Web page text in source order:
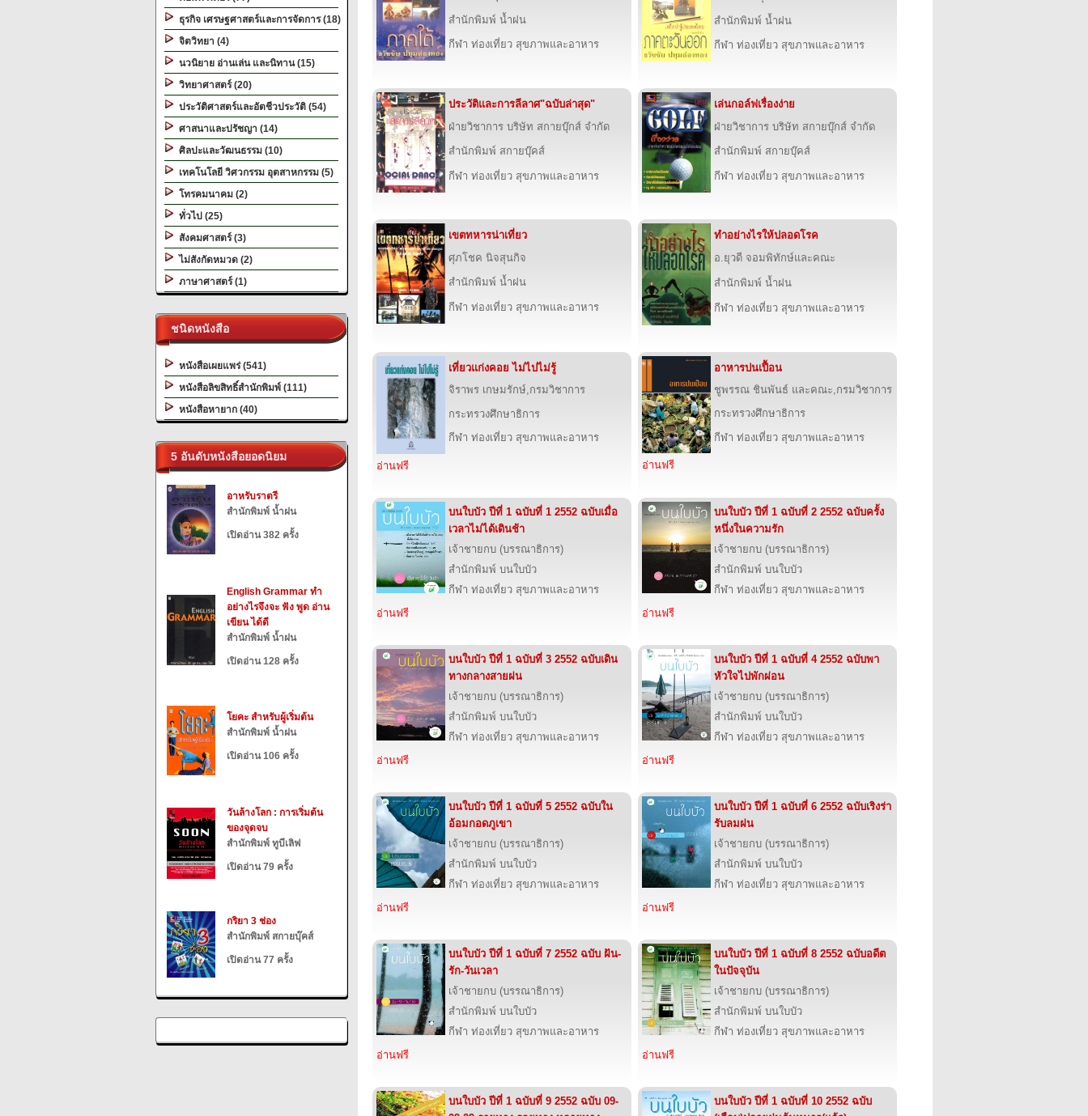
ธุรกิจ เศรษฐศาสตร์และการจัดการ (18)
จิตวิทยา (4)
นวนิยาย อ่านเล่น และนิทาน (15)
วิทยาศาสตร์ (20)
ประวัติศาสตร์และอัตชีวประวัติ (54)
ศาสนาและปรัชญา (14)
ศิลปะและวัฒนธรรม (10)
เทคโนโลยี วิศวกรรม อุตสาหกรรม (5)
โทรคมนาคม (2)
ทั่วไป (25)
สังคมศาสตร์ (3)
ไม่สังกัดหมวด (2)
ภาษาศาสตร์ (1)
ชนิดหนังสือ
หนังสือเผยแพร่ (541)
หนังสือลิขสิทธิ์สำนักพิมพ์ (111)
หนังสือหายาก (40)
5 อันดับหนังสือยอดนิยม
อาหรับราตรี
สำนักพิมพ์ น้ำฝน
เปิดอ่าน 382 ครั้ง
English Grammar ทำ
อย่างไรจึงจะ ฟัง พูด อ่าน
เขียน ได้ดี
สำนักพิมพ์ น้ำฝน
เปิดอ่าน 128 ครั้ง
โยคะ สำหรับผู้เริ่มต้น
สำนักพิมพ์ น้ำฝน
เปิดอ่าน 106 ครั้ง
วันล้างโลก : การเริ่มต้น
ของจุดจบ
สำนักพิมพ์ ทูบีเลิฟ
เปิดอ่าน 79 ครั้ง
กริยา 3 ช่อง
สำนักพิมพ์ สกายบุ๊คส์
เปิดอ่าน 77 ครั้ง
สำนักพิมพ์ น้ำฝน
กีฬา ท่องเที่ยว สุขภาพและอาหาร
สำนักพิมพ์ น้ำฝน
กีฬา ท่องเที่ยว สุขภาพและอาหาร
ประวัติและการลีลาศ"ฉบับล่าสุด"
ฝ่ายวิชาการ บริษัท สกายบุ๊กส์ จำกัด
สำนักพิมพ์ สกายบุ๊คส์
กีฬา ท่องเที่ยว สุขภาพและอาหาร
เล่นกอล์ฟเรื่องง่าย
ฝ่ายวิชาการ บริษัท สกายบุ๊กส์ จำกัด
สำนักพิมพ์ สกายบุ๊คส์
กีฬา ท่องเที่ยว สุขภาพและอาหาร
เขตทหารน่าเที่ยว
ศุภโชค นิจสุนกิจ
สำนักพิมพ์ น้ำฝน
กีฬา ท่องเที่ยว สุขภาพและอาหาร
ทำอย่างไรให้ปลอดโรค
อ.ยุวดี จอมพิทักษ์และคณะ
สำนักพิมพ์ น้ำฝน
กีฬา ท่องเที่ยว สุขภาพและอาหาร
เที่ยวแก่งคอย ไม่ไปไม่รู้
จิราพร เกษมรักษ์,กรมวิชาการ
กระทรวงศึกษาธิการ
กีฬา ท่องเที่ยว สุขภาพและอาหาร
อ่านฟรี
อาหารปนเปื้อน
ชูพรรณ ชินพันธ์ และคณะ,กรมวิชาการ
กระทรวงศึกษาธิการ
กีฬา ท่องเที่ยว สุขภาพและอาหาร
อ่านฟรี
บนใบบัว ปีที่ 1 ฉบับที่ 1 2552 ฉบับเมื่อ
เวลาไม่ได้เดินช้า
เจ้าชายกบ (บรรณาธิการ)
สำนักพิมพ์ บนใบบัว
กีฬา ท่องเที่ยว สุขภาพและอาหาร
อ่านฟรี
บนใบบัว ปีที่ 1 ฉบับที่ 2 2552 ฉบับครั้ง
หนึ่งในความรัก
เจ้าชายกบ (บรรณาธิการ)
สำนักพิมพ์ บนใบบัว
กีฬา ท่องเที่ยว สุขภาพและอาหาร
อ่านฟรี
บนใบบัว ปีที่ 1 ฉบับที่ 3 2552 ฉบับเดิน
ทางกลางสายฝน
เจ้าชายกบ (บรรณาธิการ)
สำนักพิมพ์ บนใบบัว
กีฬา ท่องเที่ยว สุขภาพและอาหาร
อ่านฟรี
บนใบบัว ปีที่ 1 ฉบับที่ 4 2552 ฉบับพา
หัวใจไปพักผ่อน
เจ้าชายกบ (บรรณาธิการ)
สำนักพิมพ์ บนใบบัว
กีฬา ท่องเที่ยว สุขภาพและอาหาร
อ่านฟรี
บนใบบัว ปีที่ 1 ฉบับที่ 5 2552 ฉบับใน
อ้อมกอดภูเขา
เจ้าชายกบ (บรรณาธิการ)
สำนักพิมพ์ บนใบบัว
กีฬา ท่องเที่ยว สุขภาพและอาหาร
อ่านฟรี
บนใบบัว ปีที่ 1 ฉบับที่ 6 2552 ฉบับเริงร่า
รับลมฝน
เจ้าชายกบ (บรรณาธิการ)
สำนักพิมพ์ บนใบบัว
กีฬา ท่องเที่ยว สุขภาพและอาหาร
อ่านฟรี
บนใบบัว ปีที่ 1 ฉบับที่ 7 2552 ฉบับ ฝัน-
รัก-วันเวลา
เจ้าชายกบ (บรรณาธิการ)
สำนักพิมพ์ บนใบบัว
กีฬา ท่องเที่ยว สุขภาพและอาหาร
อ่านฟรี
บนใบบัว ปีที่ 1 ฉบับที่ 8 2552 ฉบับอดีต
ในปัจจุบัน
เจ้าชายกบ (บรรณาธิการ)
สำนักพิมพ์ บนใบบัว
กีฬา ท่องเที่ยว สุขภาพและอาหาร
อ่านฟรี
บนใบบัว ปีที่ 1 ฉบับที่ 9 2552 ฉบับ 09-
บนใบบัว ปีที่ 1 ฉบับที่ 10 2552 ฉบับ